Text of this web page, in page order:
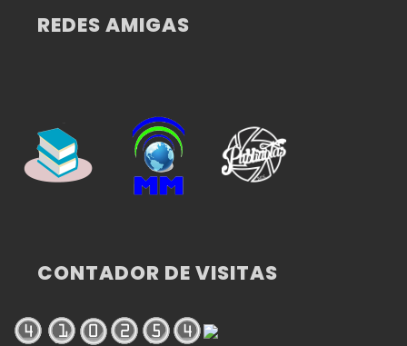
REDES AMIGAS
CONTADOR DE VISITAS